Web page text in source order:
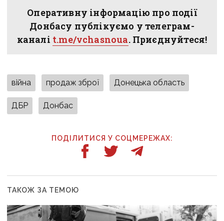
Оперативну інформацію про події
Донбасу публікуємо у телеграм-
каналі t.me/vchasnoua. Приєднуйтеся!
війна продаж зброї Донецька область
ДБР Донбас
ПОДІЛИТИСЯ У СОЦМЕРЕЖАХ:
ТАКОЖ ЗА ТЕМОЮ